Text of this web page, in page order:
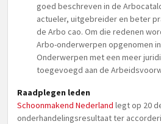
goed beschreven in de
actueler, uitgebreider en beter
de Arbo cao. Om die redenen
Arbo-onderwerpen opgenomen
Onderwerpen met een meer
toegevoegd aan de
Raadplegen leden
Schoonmakend Nederland legt op 20
onderhandelingsresultaat ter